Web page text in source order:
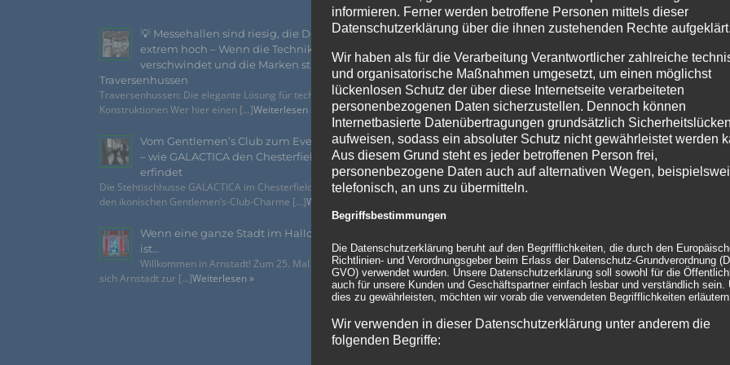
💡 Messehallen sind riesig, die Decken
extrem hoch – Wenn die Technik
verschwindet und die Marken strahlen –
Traversenhussen
Traversenhussen: Die elegante Lösung für technische
Konstruktionen Wer hier einen [...]Weiterlesen »
Vom Gentlemen’s Club zum Eventhighlight
– wie GALACTICA den Chesterfield-Look neu
erfindet
Die Stehtischhusse GALACTICA im Chesterfield Style bringt
den ikonischen Gentlemen’s-Club-Charme [...]Weiterlesen »
Wenn eine ganze Stadt im Halloween-Fieber
ist…
Willkommen in Arnstadt! Zum 25. Mal verwandelt
sich Arnstadt zur [...]Weiterlesen »
mit
informieren. Ferner werden betroffene Personen mittels dieser
Datenschutzerklärung über die ihnen zustehenden Rechte aufgeklärt.
Wir haben als für die Verarbeitung Verantwortlicher zahlreiche
und organisatorische Maßnahmen umgesetzt, um einen möglichst
lückenlosen Schutz der über diese Internetseite verarbeiteten
personenbezogenen Daten sicherzustellen. Dennoch können
Internetbasierte Datenübertragungen grundsätzlich Sicherheitslücken
aufweisen, sodass ein absoluter Schutz nicht gewährleistet werden
Aus diesem Grund steht es jeder betroffenen Person frei,
personenbezogene Daten auch auf alternativen Wegen,
telefonisch, an uns zu übermitteln.
Begriffsbestimmungen
Die Datenschutzerklärung beruht auf den Begrifflichkeiten, die durch den
Richtlinien- und Verordnungsgeber beim Erlass der Datenschutz-Grundverordnung
GVO) verwendet wurden. Unsere Datenschutzerklärung soll sowohl für die
auch für unsere Kunden und Geschäftspartner einfach lesbar und verständlich sein.
dies zu gewährleisten, möchten wir vorab die verwendeten Begrifflichkeiten erläutern.
Wir verwenden in dieser Datenschutzerklärung unter anderem die
folgenden Begriffe: